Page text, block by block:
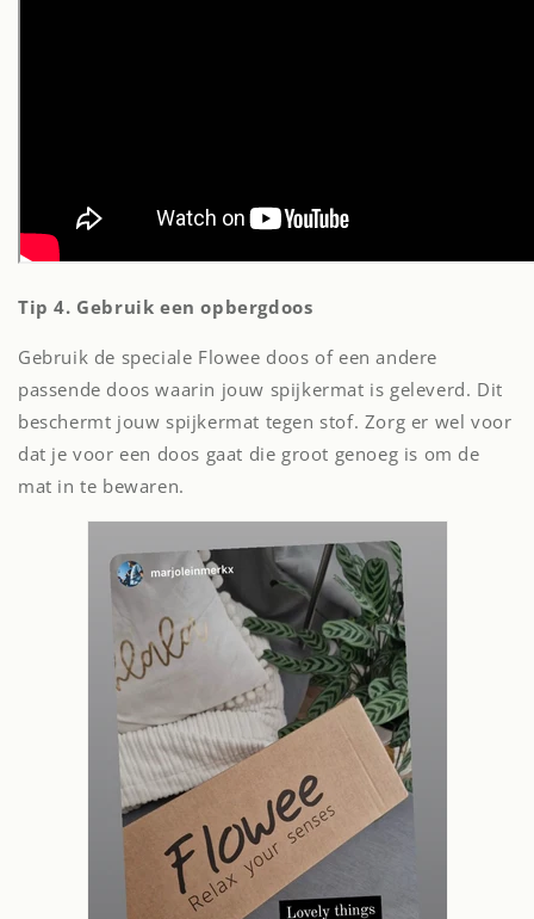
Tip 4. Gebruik een opbergdoos
Gebruik de speciale Flowee doos of een andere
passende doos waarin jouw spijkermat is geleverd. Dit
beschermt jouw spijkermat tegen stof. Zorg er wel voor
dat je voor een doos gaat die groot genoeg is om de
mat in te bewaren.